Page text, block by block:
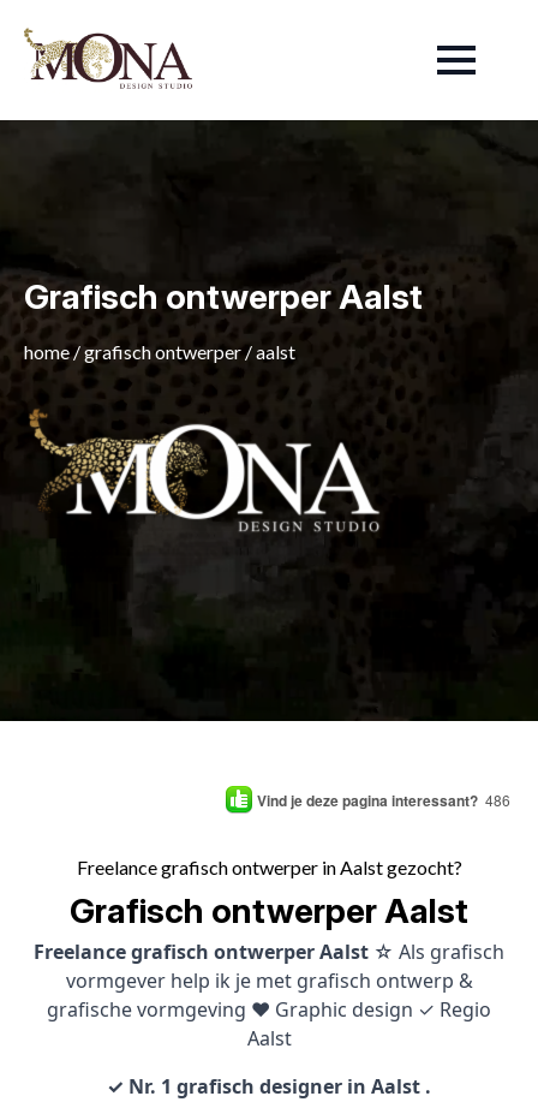
Grafisch ontwerper Aalst
home /grafisch ontwerper /aalst
Vind je deze pagina interessant? 486
Freelance grafisch ontwerper in Aalst gezocht?
Grafisch ontwerper Aalst
Freelance grafisch ontwerper Aalst ☆ Als grafisch
vormgever help ik je met grafisch ontwerp &
grafische vormgeving ♥ Graphic design ✓ Regio
Aalst
✓ Nr. 1 grafisch designer in Aalst .